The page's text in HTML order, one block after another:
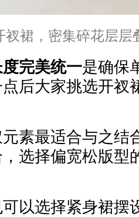
裙，密集碎花层层
完美统一是确保
后大家挑选开衩
素最适合与之结
选择偏宽松版型
以选择紧身裙摆